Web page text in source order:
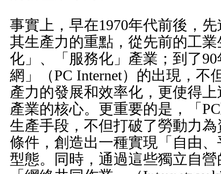
事實上，早在1970年代前後，
其生產力的重點，從先前的工
化」、「服務化」產業；到了
網」（PC Internet）的出現，不
產力的發展和效率化，更使得
產業的核心。更重要的是，「
生產手段，不但打破了勞動力
條件，創造出一種實現「自由
型態。同時，通過這些獨立自